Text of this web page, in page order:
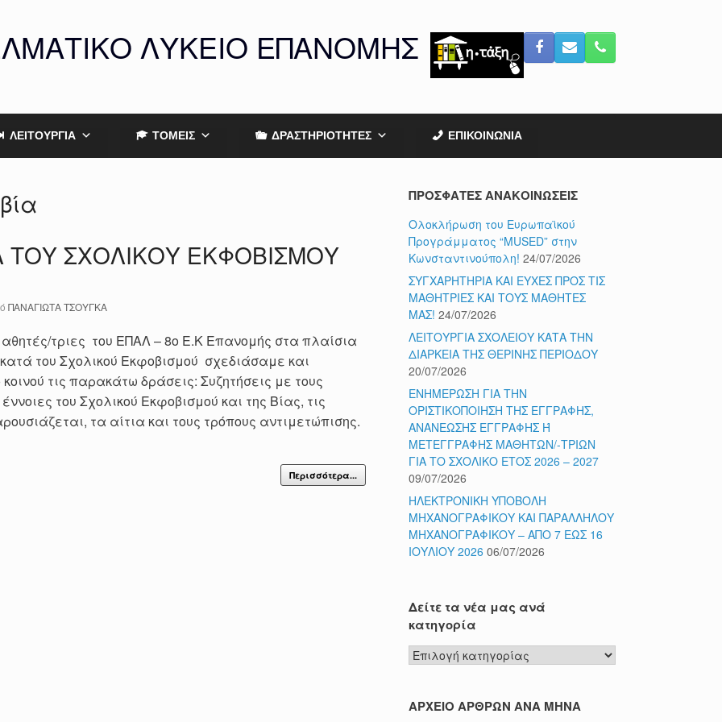
ΛΥΚΕΙΟ ΕΠΑΝΟΜΗΣ
ΛΕΙΤΟΥΡΓΙΑ ΤΟΜΕΙΣ ΔΡΑΣΤΗΡΙΟΤΗΤΕΣ ΕΠΙΚΟΙΝΩΝΙΑ
ΤΟΥ ΣΧΟΛΙΚΟΥ ΕΚΦΟΒΙΣΜΟΥ
ΠΑΝΑΓΙΩΤΑ ΤΣΟΥΓΚΑ
τριες του ΕΠΑΛ – 8ο Ε.Κ Επανομής στα πλαίσια
του Σχολικού Εκφοβισμού σχεδιάσαμε και
τις παρακάτω δράσεις: Συζητήσεις με τους
του Σχολικού Εκφοβισμού και της Βίας, τις
τα αίτια και τους τρόπους αντιμετώπισης.
Περισσότερα...
ΠΡΟΣΦΑΤΕΣ ΑΝΑΚΟΙΝΩΣΕΙΣ
Ολοκλήρωση του Ευρωπαϊκού
Προγράμματος “MUSED” στην
Κωνσταντινούπολη! 24/07/2026
ΣΥΓΧΑΡΗΤΗΡΙΑ ΚΑΙ ΕΥΧΕΣ ΠΡΟΣ ΤΙΣ
ΜΑΘΗΤΡΙΕΣ ΚΑΙ ΤΟΥΣ ΜΑΘΗΤΕΣ
ΜΑΣ! 24/07/2026
ΛΕΙΤΟΥΡΓΙΑ ΣΧΟΛΕΙΟΥ ΚΑΤΑ ΤΗΝ
ΔΙΑΡΚΕΙΑ ΤΗΣ ΘΕΡΙΝΗΣ ΠΕΡΙΟΔΟΥ
20/07/2026
ΕΝΗΜΕΡΩΣΗ ΓΙΑ ΤΗΝ
ΟΡΙΣΤΙΚΟΠΟΙΗΣΗ ΤΗΣ ΕΓΓΡΑΦΗΣ,
ΑΝΑΝΕΩΣΗΣ ΕΓΓΡΑΦΗΣ Ή
ΜΕΤΕΓΓΡΑΦΗΣ ΜΑΘΗΤΩΝ/-ΤΡΙΩΝ
ΓΙΑ ΤΟ ΣΧΟΛΙΚΟ ΕΤΟΣ 2026 – 2027
09/07/2026
ΗΛΕΚΤΡΟΝΙΚΗ ΥΠΟΒΟΛΗ
ΜΗΧΑΝΟΓΡΑΦΙΚΟΥ ΚΑΙ ΠΑΡΑΛΛΗΛΟΥ
ΜΗΧΑΝΟΓΡΑΦΙΚΟΥ – ΑΠΟ 7 ΕΩΣ 16
ΙΟΥΛΙΟΥ 2026 06/07/2026
Δείτε τα νέα μας ανά
κατηγορία
Δείτε
τα
μας
ΑΡΧΕΙΟ ΑΡΘΡΩΝ ΑΝΑ ΜΗΝΑ